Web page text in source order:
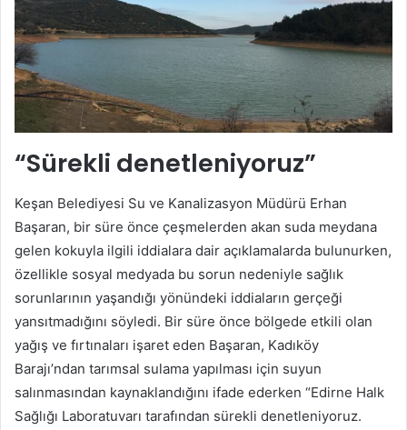
“Sürekli denetleniyoruz”
Keşan Belediyesi Su ve Kanalizasyon Müdürü Erhan
Başaran, bir süre önce çeşmelerden akan suda meydana
gelen kokuyla ilgili iddialara dair açıklamalarda bulunurken,
özellikle sosyal medyada bu sorun nedeniyle sağlık
sorunlarının yaşandığı yönündeki iddiaların gerçeği
yansıtmadığını söyledi. Bir süre önce bölgede etkili olan
yağış ve fırtınaları işaret eden Başaran, Kadıköy
Barajı’ndan tarımsal sulama yapılması için suyun
salınmasından kaynaklandığını ifade ederken “Edirne Halk
Sağlığı Laboratuvarı tarafından sürekli denetleniyoruz.